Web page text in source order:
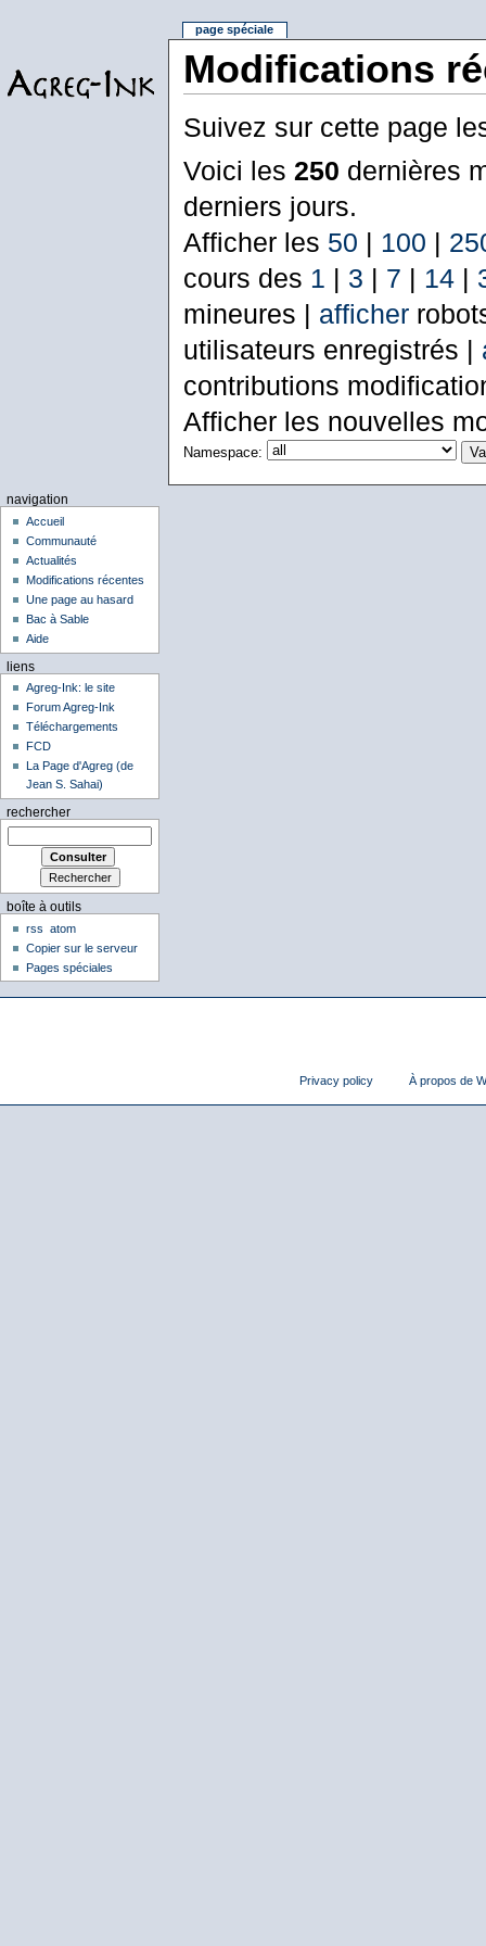
Modifications
Suivez sur cette page
Voici les 250 dernières
derniers jours.
Afficher les 50 | 100 |
cours des 1 | 3 | 7 | 14|
mineures | afficher
utilisateurs enregistrés |
contributions
Afficher les nouvelles
Namespace:
page spéciale
navigation
Accueil
Communauté
Actualités
Modifications récentes
Une page au hasard
Bac à Sable
Aide
liens
Agreg-Ink: le site
Forum Agreg-Ink
Téléchargements
FCD
La Page d'Agreg (de
Jean S. Sahai)
rechercher
boîte à outils
rss
atom
Copier sur le serveur
Pages spéciales
Privacy policy À propos de